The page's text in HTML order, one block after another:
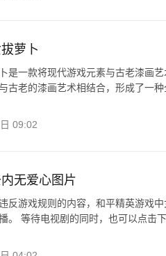
萝卜
是一款将现代游戏元素与古老漆画
古老的漆画艺术相结合，形成了一
09:02
无爱心图片
反游戏规则的内容，和平精英游戏
。 等待电视剧的同时，也可以点击